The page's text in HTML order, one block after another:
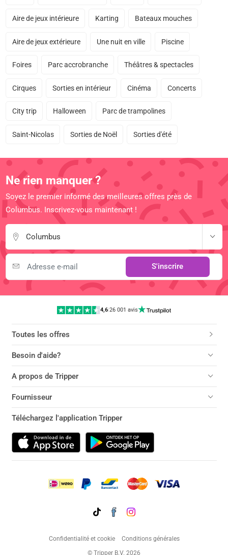
Aire de jeux intérieure Karting Bateaux mouches
Aire de jeux extérieure Une nuit en ville Piscine
Foires Parc accrobranche Théâtres & spectacles
Cirques Sorties en intérieur Cinéma Concerts
City trip Halloween Parc de trampolines
Saint-Nicolas Sorties de Noël Sorties d'été
Ne rien manquer ?
Soyez le premier informé des meilleures offres près de
Columbus. Inscrivez-vous maintenant !
Columbus
S'inscrire
4,6 |26 001 avis
Toutes les offres
Besoin d'aide?
A propos de Tripper
Fournisseur
Téléchargez l'application Tripper
Confidentialité et cookie
Conditions générales
© Tripper B.V. 2026